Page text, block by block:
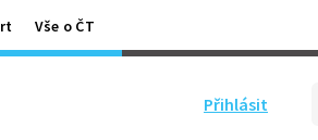
Vše o ČT
Přihlásit